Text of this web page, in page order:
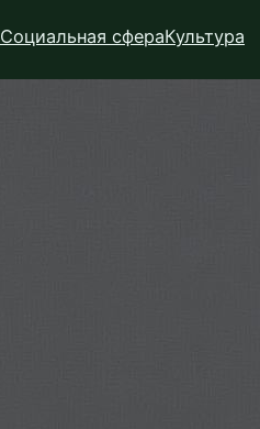
Социальная сфераКультура